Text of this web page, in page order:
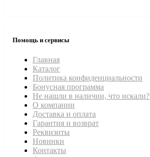
Помощь и сервисы
Главная
Каталог
Политика конфиденциальности
Бонусная программа
Не нашли в наличии, что искали?
О компании
Доставка и оплата
Гарантия и возврат
Реквизиты
Новинки
Контакты